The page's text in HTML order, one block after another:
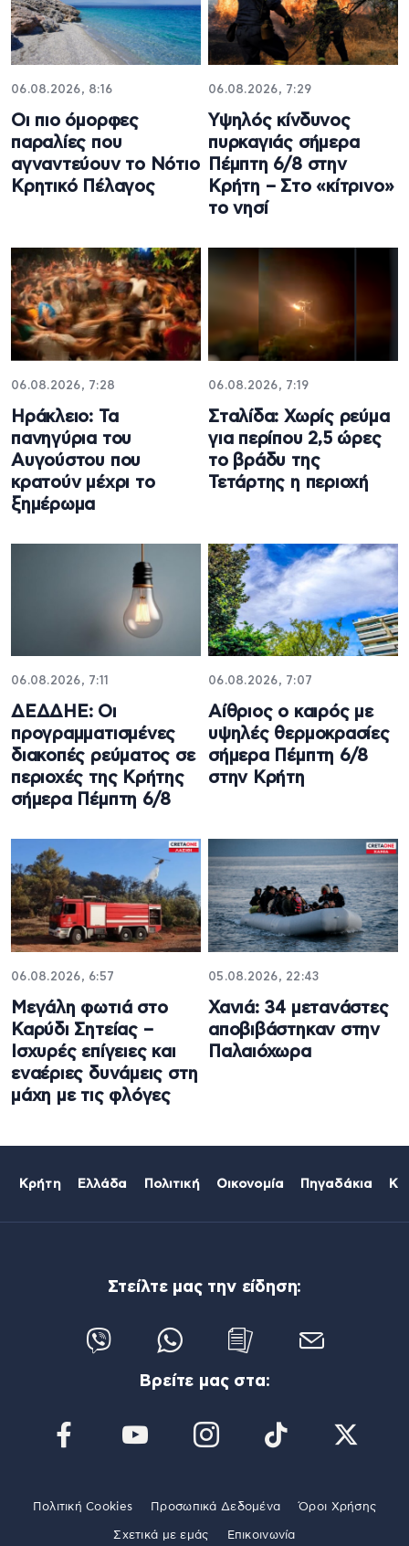
06.08.2026, 8:16
Οι πιο όμορφες
παραλίες που
αγναντεύουν το Νότιο
Κρητικό Πέλαγος
06.08.2026, 7:29
Υψηλός κίνδυνος
πυρκαγιάς σήμερα
Πέμπτη 6/8 στην
Κρήτη – Στο «κίτρινο»
το νησί
06.08.2026, 7:28
Ηράκλειο: Τα
πανηγύρια του
Αυγούστου που
κρατούν μέχρι το
ξημέρωμα
06.08.2026, 7:19
Σταλίδα: Χωρίς ρεύμα
για περίπου 2,5 ώρες
το βράδυ της
Τετάρτης η περιοχή
06.08.2026, 7:11
ΔΕΔΔΗΕ: Oι
προγραμματισμένες
διακοπές ρεύματος σε
περιοχές της Κρήτης
σήμερα Πέμπτη 6/8
06.08.2026, 7:07
Αίθριος o καιρός με
υψηλές θερμοκρασίες
σήμερα Πέμπτη 6/8
στην Κρήτη
06.08.2026, 6:57
Μεγάλη φωτιά στο
Καρύδι Σητείας –
Ισχυρές επίγειες και
εναέριες δυνάμεις στη
μάχη με τις φλόγες
05.08.2026, 22:43
Χανιά: 34 μετανάστες
αποβιβάστηκαν στην
Παλαιόχωρα
Κρήτη Ελλάδα Πολιτική Οικονομία Πηγαδάκια
Στείλτε μας την είδηση:
Βρείτε μας στα:
Πολιτική Cookies Προσωπικά Δεδομένα Όροι Χρήσης
Σχετικά με εμάς Επικοινωνία